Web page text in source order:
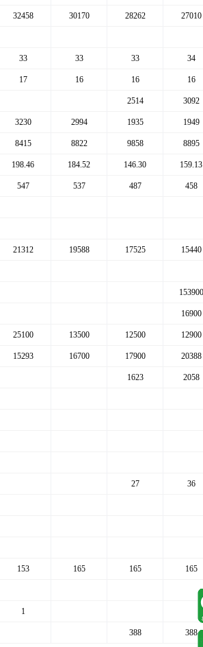
32458 30170 28262 27010
33 33 33 34
17 16 16 16
2514 3092
3230 2994 1935 1949
8415 8822 9858 8895
198.46 184.52 146.30 159.13
547 537 487 458
21312 19588 17525 15440
153900
16900
25100 13500 12500 12900
15293 16700 17900 20388
1623 2058
27 36
153 165 165 165
1
388 388